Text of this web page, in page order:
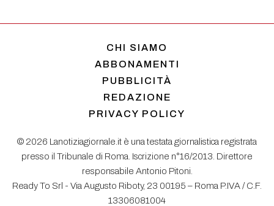
CHI SIAMO
ABBONAMENTI
PUBBLICITÀ
REDAZIONE
PRIVACY POLICY
© 2026 Lanotiziagiornale.it è una testata giornalistica registrata
presso il Tribunale di Roma. Iscrizione n°16/2013. Direttore
responsabile Antonio Pitoni.
Ready To Srl - Via Augusto Riboty, 23 00195 – Roma P.IVA / C.F.
13306081004